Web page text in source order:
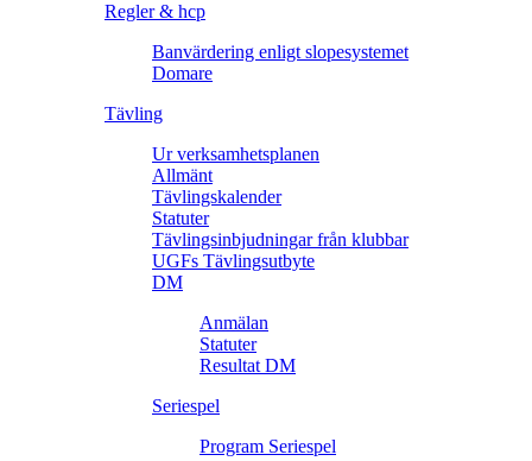
Regler & hcp
Banvärdering enligt slopesystemet
Domare
Tävling
Ur verksamhetsplanen
Allmänt
Tävlingskalender
Statuter
Tävlingsinbjudningar från klubbar
UGFs Tävlingsutbyte
DM
Anmälan
Statuter
Resultat DM
Seriespel
Program Seriespel